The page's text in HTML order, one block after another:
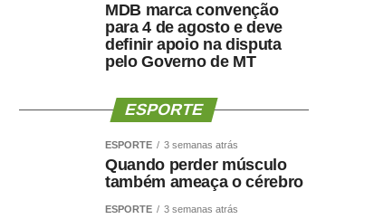
MDB marca convenção
para 4 de agosto e deve
definir apoio na disputa
pelo Governo de MT
ESPORTE
ESPORTE 3 semanas atrás
Quando perder músculo
também ameaça o cérebro
ESPORTE 3 semanas atrás